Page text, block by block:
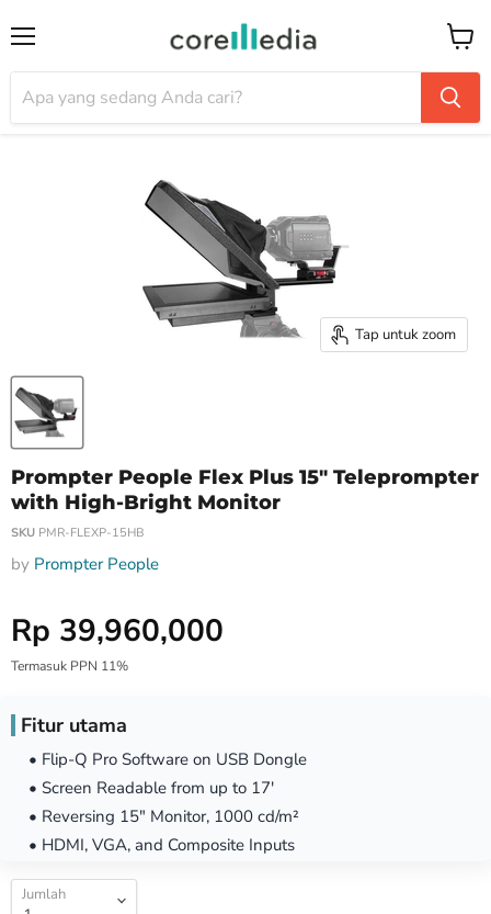
Tap untuk zoom
Prompter People Flex Plus 15" Teleprompter
with High-Bright Monitor
SKU PMR-FLEXP-15HB
by Prompter People
Harga Special
Rp 39,960,000
Termasuk PPN 11%
Fitur utama
• Flip-Q Pro Software on USB Dongle
• Screen Readable from up to 17'
• Reversing 15" Monitor, 1000 cd/m²
• HDMI, VGA, and Composite Inputs
Jumlah